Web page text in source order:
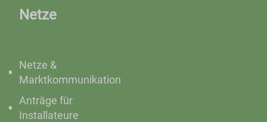
Netze
Netze &
Marktkommunikation
Anträge für
Installateure